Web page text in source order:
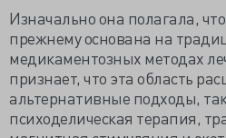
Изначально она полагала,
прежнему основана на
медикаментозных методах
признает, что эта область
альтернативные подходы,
психоделическая терапия,